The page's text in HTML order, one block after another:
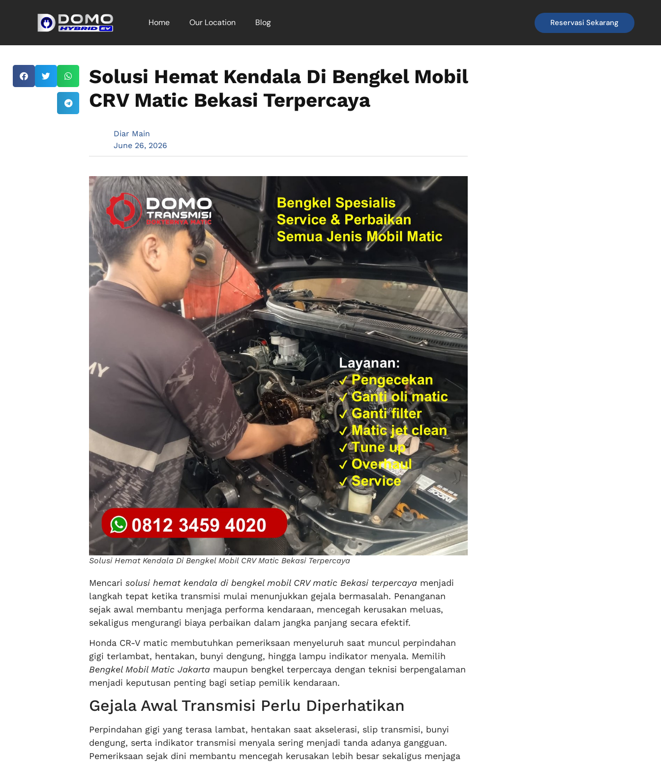
Home Our Location Blog Reservasi Sekarang
Solusi Hemat Kendala Di Bengkel Mobil
CRV Matic Bekasi Terpercaya
Diar Main
June 26, 2026
Solusi Hemat Kendala Di Bengkel Mobil CRV Matic Bekasi Terpercaya
Mencari solusi hemat kendala di bengkel mobil CRV matic Bekasi terpercaya menjadi
langkah tepat ketika transmisi mulai menunjukkan gejala bermasalah. Penanganan
sejak awal membantu menjaga performa kendaraan, mencegah kerusakan meluas,
sekaligus mengurangi biaya perbaikan dalam jangka panjang secara efektif.
Honda CR-V matic membutuhkan pemeriksaan menyeluruh saat muncul perpindahan
gigi terlambat, hentakan, bunyi dengung, hingga lampu indikator menyala. Memilih
Bengkel Mobil Matic Jakarta maupun bengkel terpercaya dengan teknisi berpengalaman
menjadi keputusan penting bagi setiap pemilik kendaraan.
Gejala Awal Transmisi Perlu Diperhatikan
Perpindahan gigi yang terasa lambat, hentakan saat akselerasi, slip transmisi, bunyi
dengung, serta indikator transmisi menyala sering menjadi tanda adanya gangguan.
Pemeriksaan sejak dini membantu mencegah kerusakan lebih besar sekaligus menjaga